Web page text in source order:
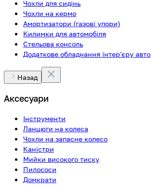
Чохли для сидінь
Чохли на кермо
Амортизатори (газові упори)
Килимки для автомобіля
Стельова консоль
Додаткове обладнання інтер'єру авто
Назад
Аксесуари
Інструменти
Ланцюги на колеса
Чохли на запасне колесо
Каністри
Мийки високого тиску
Пилососи
Домкрати